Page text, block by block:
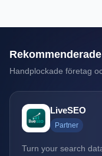
Handplockade företag
LiveSEO
Partner
Turn your search